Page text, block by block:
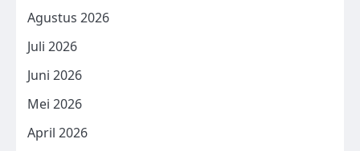
Agustus 2026
Juli 2026
Juni 2026
Mei 2026
April 2026